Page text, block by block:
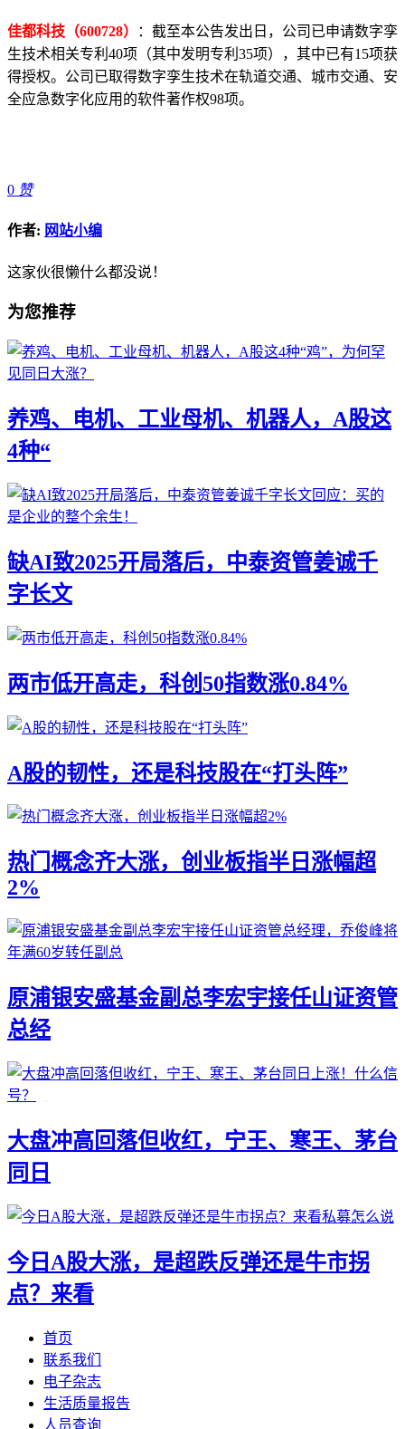
佳都科技（600728）
：截至本公告发出日，公司已申请数字孪
生技术相关专利40项（其中发明专利35项），其中已有15项获
得授权。公司已取得数字孪生技术在轨道交通、城市交通、安
全应急数字化应用的软件著作权98项。
0 赞
作者: 网站小编
这家伙很懒什么都没说！
为您推荐
养鸡、电机、工业母机、机器人，A股这
4种“
缺AI致2025开局落后，中泰资管姜诚千
字长文
两市低开高走，科创50指数涨0.84%
A股的韧性，还是科技股在“打头阵”
热门概念齐大涨，创业板指半日涨幅超
2%
原浦银安盛基金副总李宏宇接任山证资管
总经
大盘冲高回落但收红，宁王、寒王、茅台
同日
今日A股大涨，是超跌反弹还是牛市拐
点？来看
首页
联系我们
电子杂志
生活质量报告
人员查询